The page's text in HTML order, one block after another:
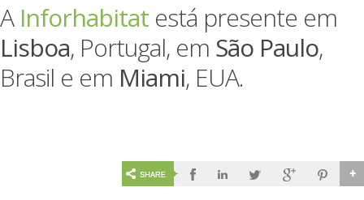
A Inforhabitat está presente em
Lisboa, Portugal, em São Paulo,
Brasil e em Miami, EUA.